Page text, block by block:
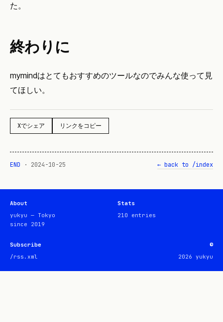
た。
終わりに
mymindはとてもおすすめのツールなのでみんな使って見
てほしい。
Xでシェア リンクをコピー
END · 2024-10-25 ← back to /index
About
yukyu — Tokyo
since 2019
Stats
210 entries
Subscribe
/rss.xml
©
2026 yukyu